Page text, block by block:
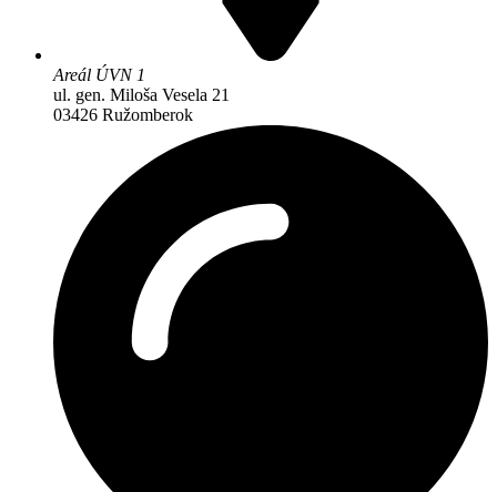
Areál ÚVN 1
ul. gen. Miloša Vesela 21
03426 Ružomberok